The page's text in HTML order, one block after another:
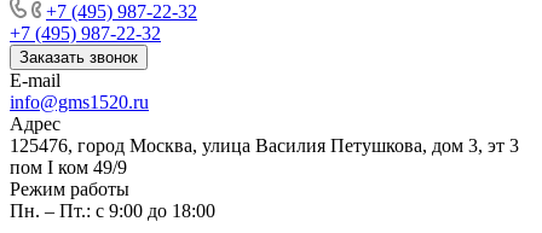
+7 (495) 987-22-32
+7 (495) 987-22-32
Заказать звонок
E-mail
info@gms1520.ru
Адрес
125476, город Москва, улица Василия Петушкова, дом 3, эт 3
пом I ком 49/9
Режим работы
Пн. – Пт.: с 9:00 до 18:00